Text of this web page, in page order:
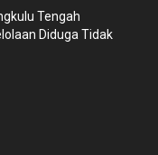
Tengah
Diduga Tidak